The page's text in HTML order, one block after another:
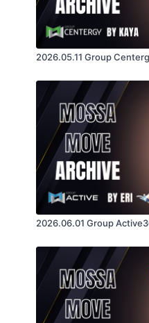
2026.05.11 Group
2026.06.01 Group